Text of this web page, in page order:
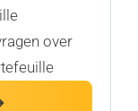
over